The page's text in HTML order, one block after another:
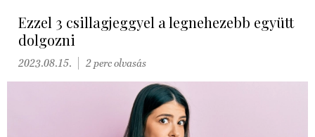
Ezzel 3 csillagjeggyel a legnehezebb együtt
dolgozni
2023.08.15. 2 perc olvasás